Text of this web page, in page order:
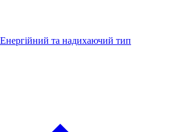
та надихаючий тип